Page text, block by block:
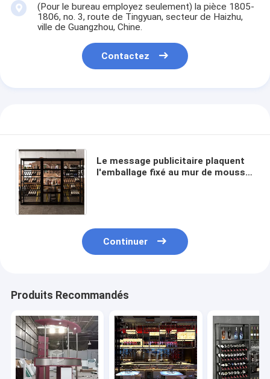
(Pour le bureau employez seulement) la pièce 1805-
1806, no. 3, route de Tingyuan, secteur de Haizhu,
ville de Guangzhou, Chine.
Contactez
Le message publicitaire plaquent
l'emballage fixé au mur de mousse
Continuer
Produits Recommandés